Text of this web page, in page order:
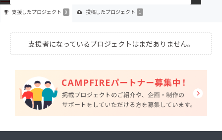
支援したプロジェクト 0 投稿したプロジェクト 1
支援者になっているプロジェクトはまだありません。